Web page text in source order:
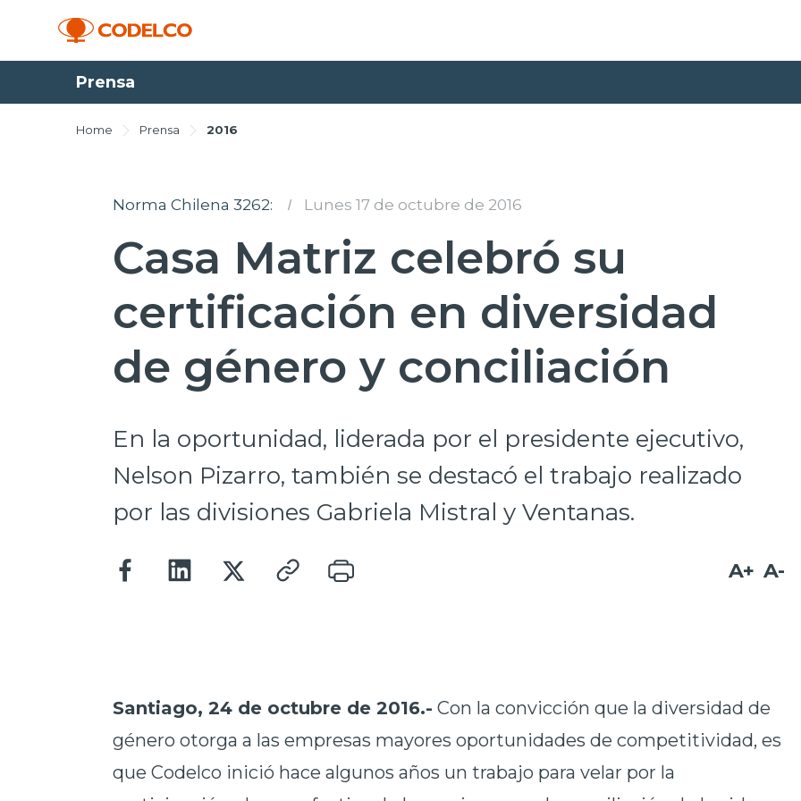
Prensa
Home Prensa 2016
Norma Chilena 3262: I Lunes 17 de octubre de 2016
Casa Matriz celebró su
certificación en diversidad
de género y conciliación
En la oportunidad, liderada por el presidente ejecutivo,
Nelson Pizarro, también se destacó el trabajo realizado
por las divisiones Gabriela Mistral y Ventanas.
A+ A-
Santiago, 24 de octubre de 2016.- Con la convicción que ladiversidad de
género otorga a las empresas mayores oportunidades de competitividad, es
que Codelco inició hace algunos años un trabajo para velar por la